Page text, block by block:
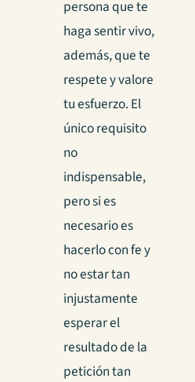
persona que te
haga sentir vivo,
además, que te
respete y valore
tu esfuerzo. El
único requisito
no
indispensable,
pero si es
necesario es
hacerlo con fe y
no estar tan
injustamente
esperar el
resultado de la
petición tan